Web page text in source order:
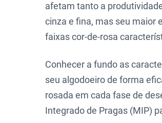
afetam tanto a
cinza e fina, mas seu maior
faixas cor-de-rosa
Conhecer a fundo as
seu algodoeiro de forma
rosada em cada fase de
Integrado de Pragas (MIP)